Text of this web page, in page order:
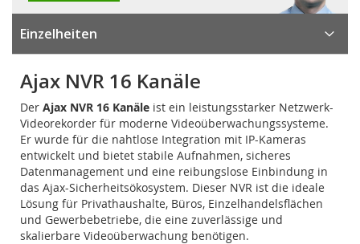
Einzelheiten
Ajax NVR 16 Kanäle
Der Ajax NVR 16 Kanäle ist ein leistungsstarker Netzwerk-
Videorekorder für moderne Videoüberwachungssysteme.
Er wurde für die nahtlose Integration mit IP-Kameras
entwickelt und bietet stabile Aufnahmen, sicheres
Datenmanagement und eine reibungslose Einbindung in
das Ajax-Sicherheitsökosystem. Dieser NVR ist die ideale
Lösung für Privathaushalte, Büros, Einzelhandelsflächen
und Gewerbebetriebe, die eine zuverlässige und
skalierbare Videoüberwachung benötigen.